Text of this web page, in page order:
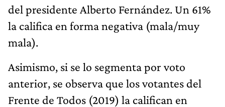
del presidente Alberto Fernández. Un 61%
la califica en forma negativa (mala/muy
mala).
Asimismo, si se lo segmenta por voto
anterior, se observa que los votantes del
Frente de Todos (2019) la califican en